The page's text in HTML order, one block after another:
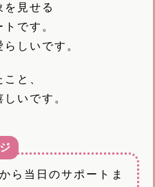
見せる
です。
しいです。
と、
いです。
ら当日のサポートま